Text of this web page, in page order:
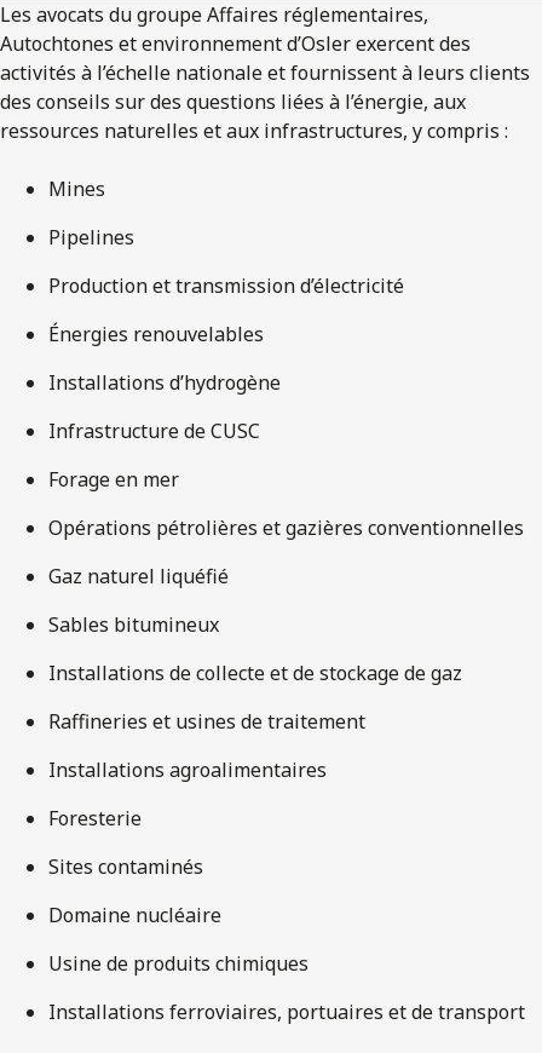
Les avocats du groupe Affaires réglementaires,
Autochtones et environnement d’Osler exercent des
activités à l’échelle nationale et fournissent à leurs clients
des conseils sur des questions liées à l’énergie, aux
ressources naturelles et aux infrastructures, y compris :
Mines
Pipelines
Production et transmission d’électricité
Énergies renouvelables
Installations d’hydrogène
Infrastructure de CUSC
Forage en mer
Opérations pétrolières et gazières conventionnelles
Gaz naturel liquéfié
Sables bitumineux
Installations de collecte et de stockage de gaz
Raffineries et usines de traitement
Installations agroalimentaires
Foresterie
Sites contaminés
Domaine nucléaire
Usine de produits chimiques
Installations ferroviaires, portuaires et de transport